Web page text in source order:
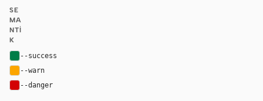
SE
MA
NTI
K
--success
--warn
--danger